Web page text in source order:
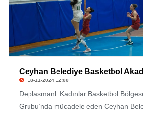
Ceyhan Belediye Basketbol
18-11-2024 12:00
Deplasmanlı Kadınlar Basketbol
Grubu’nda mücadele eden Ceyhan